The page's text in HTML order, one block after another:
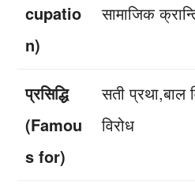
cupatio
n)
सामाजिक
प्रसिद्धि
(Famou
s for)
सती प्रथा,बाल
विरोध